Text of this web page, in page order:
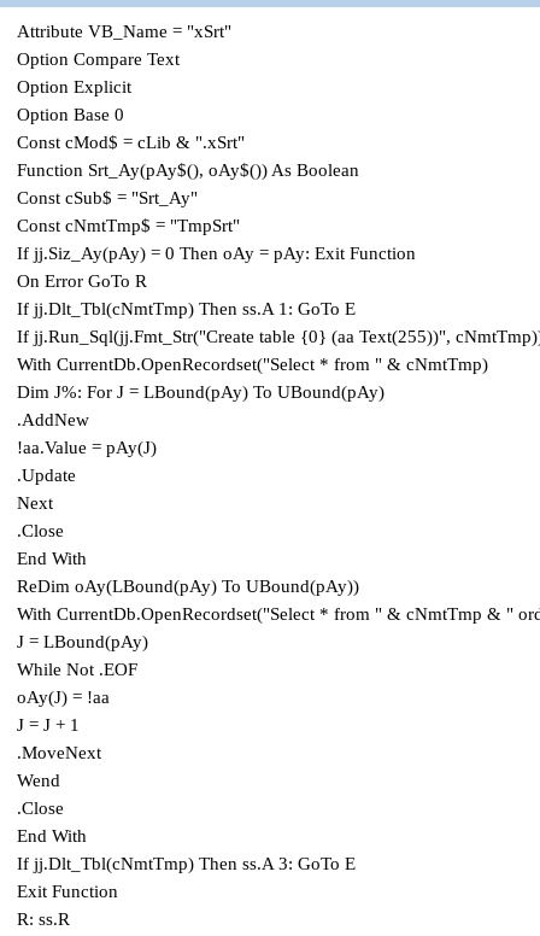
Attribute VB_Name = "xSrt"
Option Compare Text
Option Explicit
Option Base 0
Const cMod$ = cLib & ".xSrt"
Function Srt_Ay(pAy$(), oAy$()) As Boolean
Const cSub$ = "Srt_Ay"
Const cNmtTmp$ = "TmpSrt"
If jj.Siz_Ay(pAy) = 0 Then oAy = pAy: Exit Function
On Error GoTo R
If jj.Dlt_Tbl(cNmtTmp) Then ss.A 1: GoTo E
If jj.Run_Sql(jj.Fmt_Str("Create table {0} (aa Text(255))",
With CurrentDb.OpenRecordset("Select * from " & cNmtTmp)
Dim J%: For J = LBound(pAy) To UBound(pAy)
.AddNew
!aa.Value = pAy(J)
.Update
Next
.Close
End With
ReDim oAy(LBound(pAy) To UBound(pAy))
With CurrentDb.OpenRecordset("Select * from " & cNmtTmp & "
J = LBound(pAy)
While Not .EOF
oAy(J) = !aa
J = J + 1
.MoveNext
Wend
.Close
End With
If jj.Dlt_Tbl(cNmtTmp) Then ss.A 3: GoTo E
Exit Function
R: ss.R